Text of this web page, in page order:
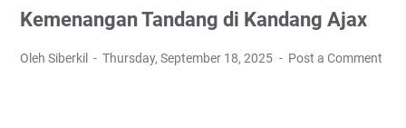
Kemenangan Tandang di Kandang Ajax
Oleh Siberkil Thursday, September 18, 2025 Post a Comment